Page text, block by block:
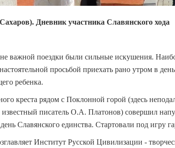
Дневник участника Славянского хода
важной поездки были сильные искушения.
просьбой приехать рано утром в
ребенка.
креста рядом с Поклонной горой (здесь
известный писатель О.А. Платонов) совершил
Славянского единства. Стартовали под игру
Институт Русской Цивилизации -